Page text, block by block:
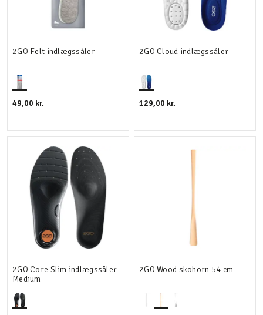
2GO Felt indlægssåler
49,00 kr.
2GO Cloud indlægssåler
129,00 kr.
2GO Core Slim indlægssåler
Medium
2GO Wood skohorn 54 cm